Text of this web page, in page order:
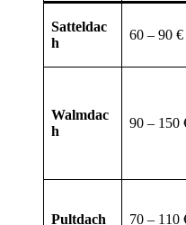
Satteldac
h
60 – 90 €
Walmdac
h
90 – 150
Pultdach 70 – 110